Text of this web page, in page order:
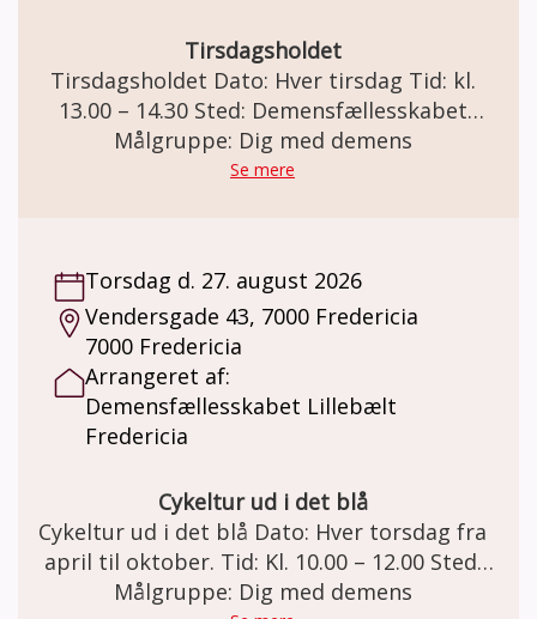
Tirsdagsholdet
Tirsdagsholdet Dato: Hver tirsdag Tid: kl.
13.00 – 14.30 Sted: Demensfællesskabet
Lillebælt Vendersgade 43, 7000 Fredericia
Tirsdagsholdet I samarbejde med IDRÆT I
eller demens, muligheden for at dyrke
idræt/motion og samvær med andre under
positive og trygge rammer. Det så du
fortsat kan vedligeholde eller forbedre
funktionsevne og klarer dig bedst mulig.
Holdet bliver vejledt af en eller flere frivillige
enkelte. Her er mulighed for transport til og
fra eget hjem efter aftale. Er du interesseret
i at høre nærmere kontakt Maria på: Der kan
købes kaffe og the pris kr. 20,-
Målgruppe: Dig med demens
Se mere
Torsdag d. 27. august 2026
Vendersgade 43, 7000 Fredericia
7000 Fredericia
Arrangeret af:
Demensfællesskabet Lillebælt
Fredericia
Cykeltur ud i det blå
Cykeltur ud i det blå Dato: Hver torsdag fra
april til oktober. Tid: Kl. 10.00 – 12.00 Sted:
Du afhentes på hjemmeadressen og cykles
Målgruppe: Dig med demens